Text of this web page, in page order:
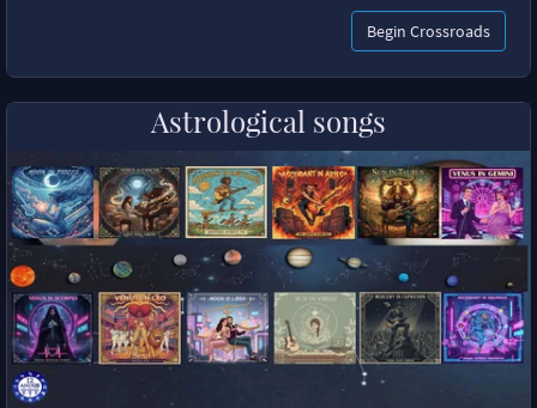
Begin Crossroads
Astrological songs